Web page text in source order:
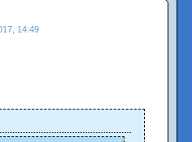
14:49